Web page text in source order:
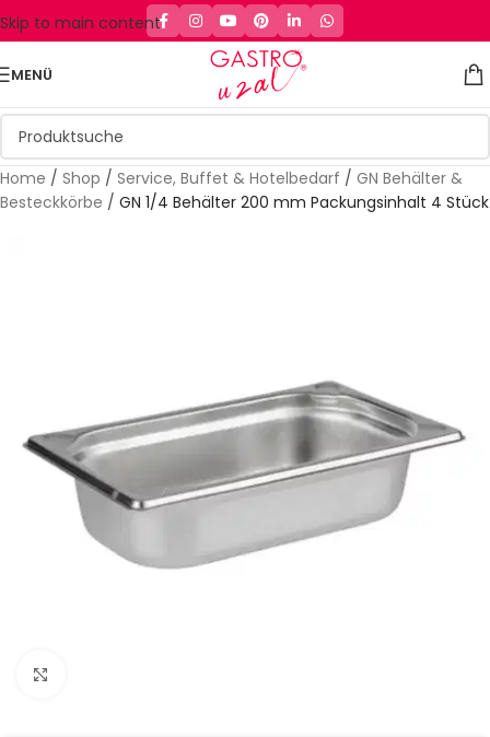
Skip to main content
MENÜ
Home / Shop / Service, Buffet & Hotelbedarf / GN Behälter &
Besteckkörbe / GN 1/4 Behälter 200 mm Packungsinhalt 4 Stück